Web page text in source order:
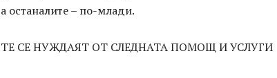
а останалите – по-млади.
ТЕ СЕ НУЖДАЯТ ОТ СЛЕДНАТА ПОМОЩ И УСЛУГИ